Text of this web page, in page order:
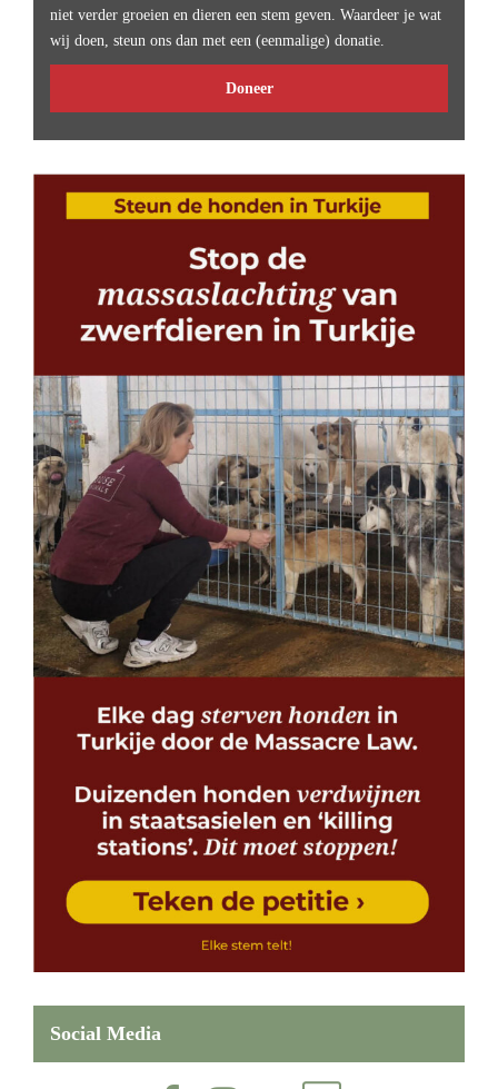
niet verder groeien en dieren een stem geven. Waardeer je wat
wij doen, steun ons dan met een (eenmalige) donatie.
Doneer
Social Media